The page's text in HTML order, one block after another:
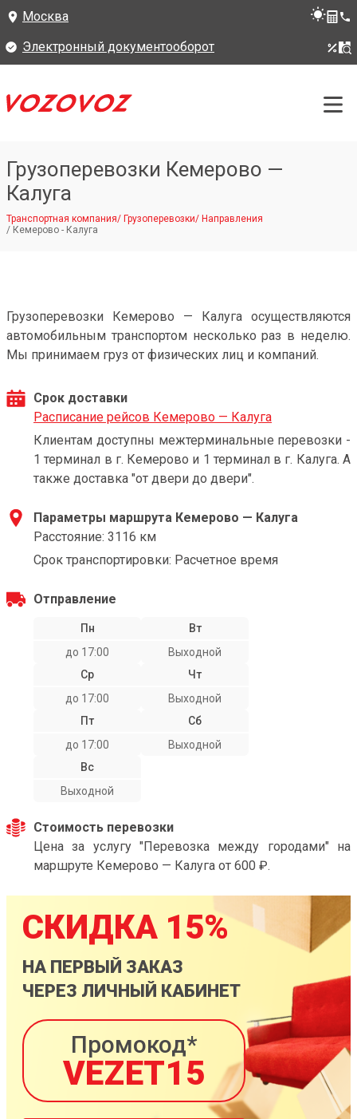
Москва
Электронный документооборот
Грузоперевозки Кемерово —
Калуга
Транспортная компания/ Грузоперевозки/ Направления
/ Кемерово - Калуга
Грузоперевозки Кемерово — Калуга осуществляются
автомобильным транспортом несколько раз в неделю.
Мы принимаем груз от физических лиц и компаний.
Срок доставки
Расписание рейсов Кемерово — Калуга
Клиентам доступны межтерминальные перевозки -
1 терминал в г. Кемерово и 1 терминал в г. Калуга. А
также доставка "от двери до двери".
Параметры маршрута Кемерово — Калуга
Расстояние: 3116 км
Срок транспортировки: Расчетное время
Отправление
Пн
до 17:00
Вт
Выходной
Ср
до 17:00
Чт
Выходной
Пт
до 17:00
Сб
Выходной
Вс
Выходной
Стоимость перевозки
Цена за услугу "Перевозка между городами" на
маршруте Кемерово — Калуга от 600 ₽.
СКИДКА 15%
НА ПЕРВЫЙ ЗАКАЗ
ЧЕРЕЗ ЛИЧНЫЙ КАБИНЕТ
Промокод*
VEZET15